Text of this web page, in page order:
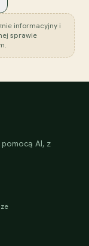
informacyjny i
sprawie
AI, z